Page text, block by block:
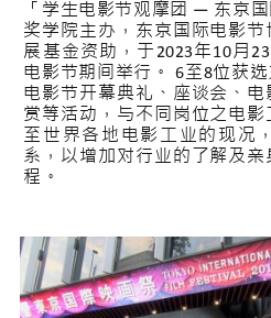
「学生电影节观摩团 — 东京
奖学院主办，东京国际电影
展基金资助，于2023年10月
电影节期间举行。 6至8位获
电影节开幕典礼、座谈会、
赏等活动，与不同岗位之电
至世界各地电影工业的现况
系，以增加对行业的了解及
程。